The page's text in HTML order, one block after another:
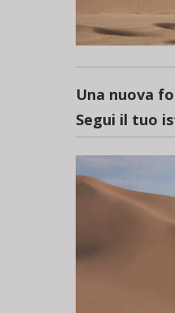
Una nuova
Segui il tuo